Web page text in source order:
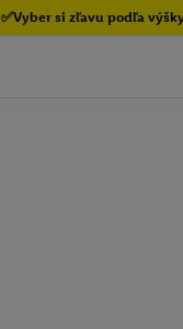
✅Vyber si zľavu podľa